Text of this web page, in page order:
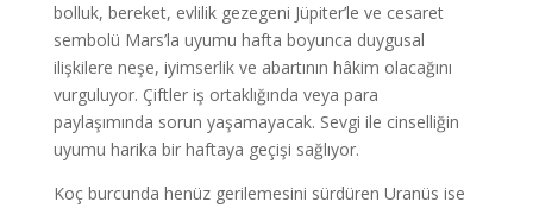
bolluk, bereket, evlilik gezegeni Jüpiter’le ve cesaret
sembolü Mars’la uyumu hafta boyunca duygusal
ilişkilere neşe, iyimserlik ve abartının hâkim olacağını
vurguluyor. Çiftler iş ortaklığında veya para
paylaşımında sorun yaşamayacak. Sevgi ile cinselliğin
uyumu harika bir haftaya geçişi sağlıyor.
Koç burcunda henüz gerilemesini sürdüren Uranüs ise